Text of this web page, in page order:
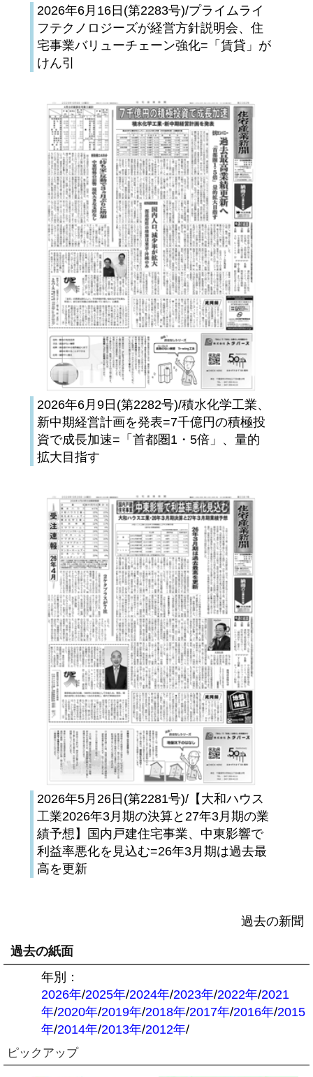
2026年6月16日(第2283号)/プライムライ
フテクノロジーズが経営方針説明会、住
宅事業バリューチェーン強化=「賃貸」が
けん引
2026年6月9日(第2282号)/積水化学工業、
新中期経営計画を発表=7千億円の積極投
資で成長加速=「首都圏1・5倍」、量的
拡大目指す
2026年5月26日(第2281号)/【大和ハウス
工業2026年3月期の決算と27年3月期の業
績予想】国内戸建住宅事業、中東影響で
利益率悪化を見込む=26年3月期は過去最
高を更新
過去の新聞
過去の紙面
年別：
2026年/2025年/2024年/2023年/2022年/2021
年/2020年/2019年/2018年/2017年/2016年/2015
年/2014年/2013年/2012年/
ピックアップ